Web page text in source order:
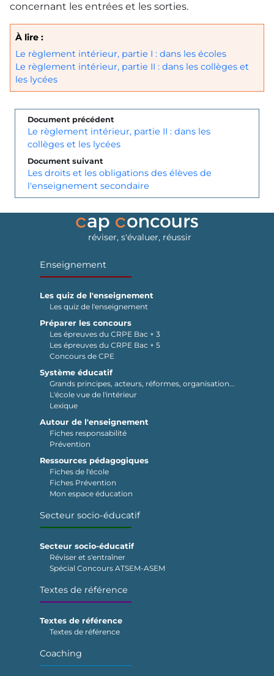
concernant les entrées et les sorties.
À lire :
Le règlement intérieur, partie I : dans les écoles
Le règlement intérieur, partie II : dans les collèges et
les lycées
Document précédent
Le règlement intérieur, partie II : dans les
collèges et les lycées
Document suivant
Les droits et les obligations des élèves de
l'enseignement secondaire
réviser, s'évaluer, réussir
Enseignement
Les quiz de l'enseignement
Les quiz de l'enseignement
Préparer les concours
Les épreuves du CRPE Bac + 3
Les épreuves du CRPE Bac + 5
Concours de CPE
Système éducatif
Grands principes, acteurs, réformes, organisation...
L'école vue de l'intérieur
Lexique
Autour de l'enseignement
Fiches responsabilité
Prévention
Ressources pédagogiques
Fiches de l'école
Fiches Prévention
Mon espace éducation
Secteur socio-éducatif
Secteur socio-éducatif
Réviser et s'entraîner
Spécial Concours ATSEM-ASEM
Textes de référence
Textes de référence
Textes de référence
Coaching